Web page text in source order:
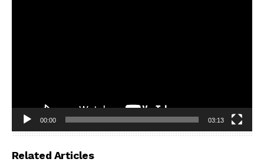
Player
00:00 03:13
Related Articles